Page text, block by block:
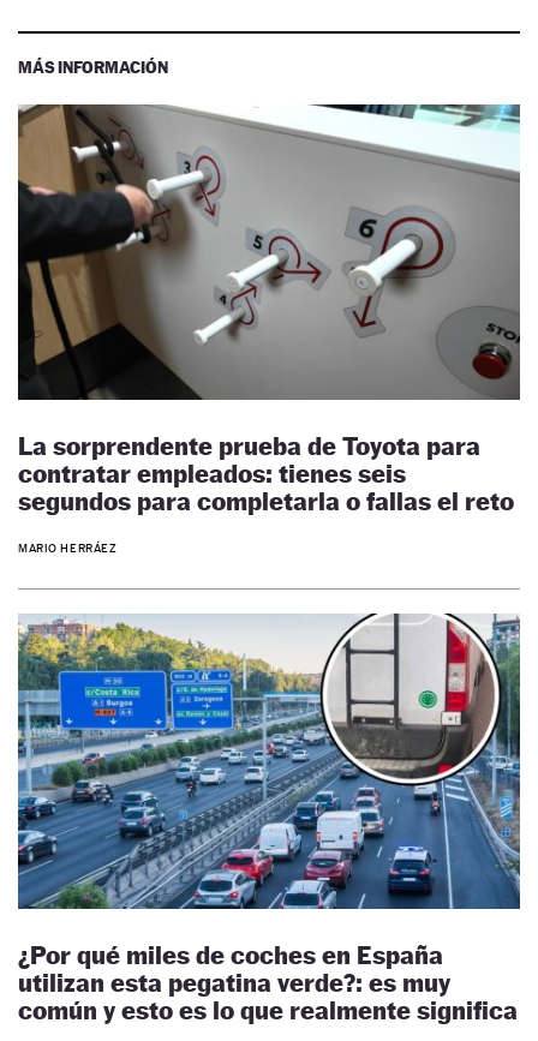
MÁS INFORMACIÓN
La sorprendente prueba de Toyota para
contratar empleados: tienes seis
segundos para completarla o fallas el reto
MARIO HERRÁEZ
¿Por qué miles de coches en España
utilizan esta pegatina verde?: es muy
común y esto es lo que realmente significa